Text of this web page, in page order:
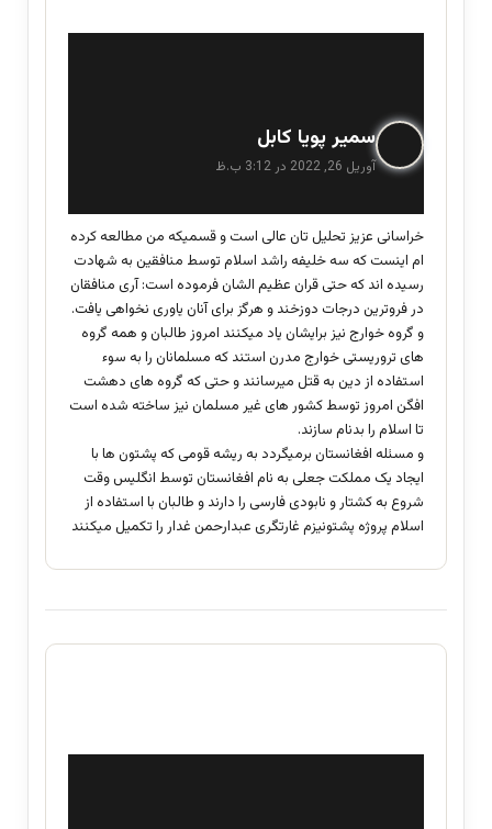
سمیر پویا کابل
ف
آوریل 26, 2022 در 3:12 ب.ظ
خراسانی عزیز تحلیل تان عالی است و قسمیکه من مطالعه کرده
ام اینست که سه خلیفه راشد اسلام توسط منافقین به شهادت
رسیده اند که حتی قران عظیم الشان فرموده است: آرى منافقان
در فروترين درجات دوزخند و هرگز براى آنان ياورى نخواهى يافت.
و گروه خوارج نیز برایشان یاد میکنند امروز طالبان و همه گروه
های تروریستی خوارج مدرن استند که مسلمانان را به سوء
استفاده از دین به قتل میرسانند و حتی که گروه های دهشت
افگن امروز توسط کشور های غیر مسلمان نیز ساخته شده است
تا اسلام را بدنام سازند.
و مسئله افغانستان برمیگردد به ریشه قومی که پشتون ها با
ایجاد یک مملکت جعلی به نام افغانستان توسط انگلیس وقت
شروع به کشتار و نابودی فارسی را دارند و طالبان با استفاده از
اسلام پروژه پشتونیزم غارتگری عبدارحمن غدار را تکمیل میکنند